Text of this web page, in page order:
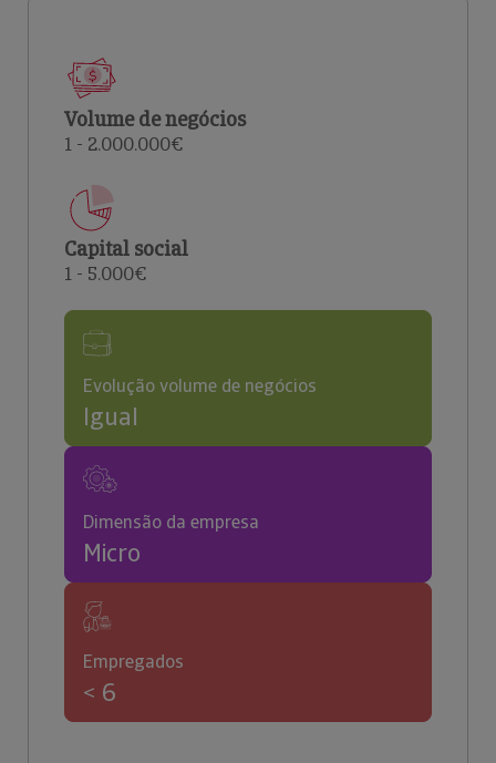
Volume de negócios
1 - 2.000.000€
Capital social
1 - 5.000€
Evolução volume de negócios
Igual
Dimensão da empresa
Micro
Empregados
< 6